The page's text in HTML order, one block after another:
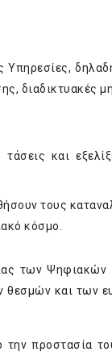
Υπηρεσίες,
διαδικτυακές
και
τους
κόσμο.
των
θεσμών και
προστασία